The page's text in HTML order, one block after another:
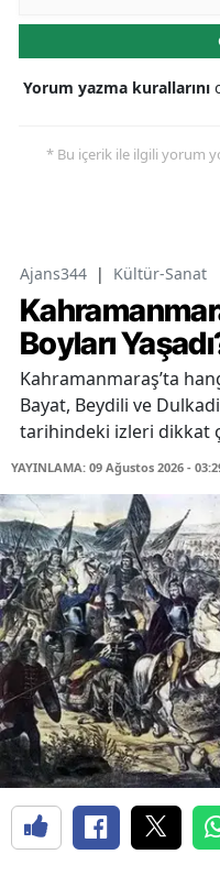
Yorum yazma kurallarını
* Bu içerik ile ilgili yorum
Ajans344 | Kültür-Sanat
Boyları
Kahramanmaraş’ta
Bayat, Beydili ve
tarihindeki izleri dikkat
YAYINLAMA: 09 Ağustos 2026 -